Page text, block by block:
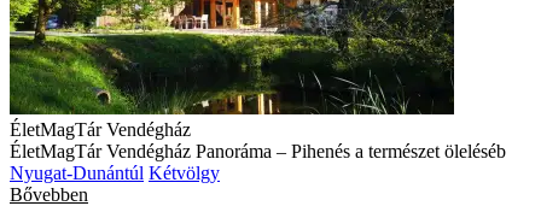
ÉletMagTár Vendégház
ÉletMagTár Vendégház Panoráma – Pihenés a természet öleléséb
Nyugat-Dunántúl Kétvölgy
Bővebben